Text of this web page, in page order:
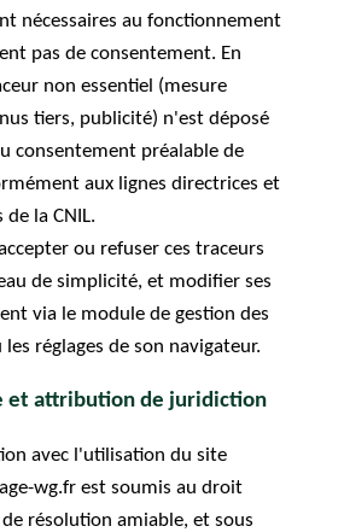
nécessaires au fonctionnement
pas de consentement. En
non essentiel (mesure
tiers, publicité) n'est déposé
consentement préalable de
aux lignes directrices et
la CNIL.
ou refuser ces traceurs
de simplicité, et modifier ses
via le module de gestion des
réglages de son navigateur.
et attribution de juridiction
avec l'utilisation du site
wg.fr est soumis au droit
résolution amiable, et sous